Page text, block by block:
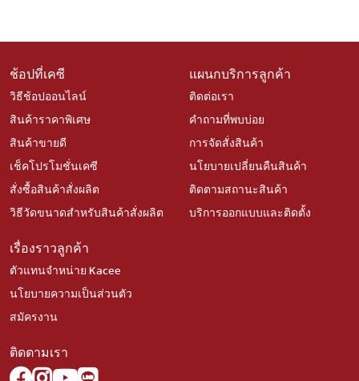
ช้อปที่เคซี
วิธีช้อปออนไลน์
สินค้าราคาพิเศษ
สินค้าขายดี
เช็คโปรโมชั่นเคซี
สั่งซื้อสินค้าสั่งผลิต
วิธีวัดขนาดสำหรับสินค้าสั่งผลิต
แผนกบริการลูกค้า
ติดต่อเรา
คำถามที่พบบ่อย
การจัดสั่งสินค้า
นโยบายเปลี่ยนคืนสินค้า
ติดตามสถานะสินค้า
บริการออกแบบและติดตั้ง
เรื่องราวลูกค้า
ตัวแทนจำหน่าย Kacee
นโยบายความเป็นส่วนตัว
สมัครงาน
ติดตามเรา